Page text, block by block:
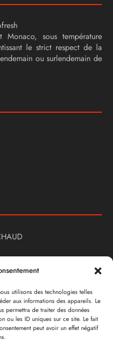
utilisons des technologies telles
aux informations des appareils. Le
permettra de traiter des données
ou les ID uniques sur ce site. Le fait
peut avoir un effet négatif
sous température
le strict respect de la
ou surlendemain de